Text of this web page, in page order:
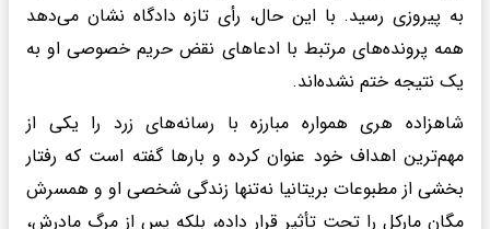
به پیروزی رسید. با این حال، رأی تازه دادگاه نشان می‌دهد
همه پرونده‌های مرتبط با ادعاهای نقض حریم خصوصی او به
یک نتیجه ختم نشده‌اند.
شاهزاده هری همواره مبارزه با رسانه‌های زرد را یکی از
مهم‌ترین اهداف خود عنوان کرده و بارها گفته است که رفتار
بخشی از مطبوعات بریتانیا نه‌تنها زندگی شخصی او و همسرش
مگان مارکل را تحت تأثیر قرار داده، بلکه پس از مرگ مادرش،